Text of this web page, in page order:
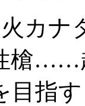
カ
槍……
目指